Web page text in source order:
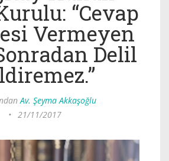
“Cevap
Vermeyen
Delil
Av. Şeyma Akkaşoğlu
• 21/11/2017